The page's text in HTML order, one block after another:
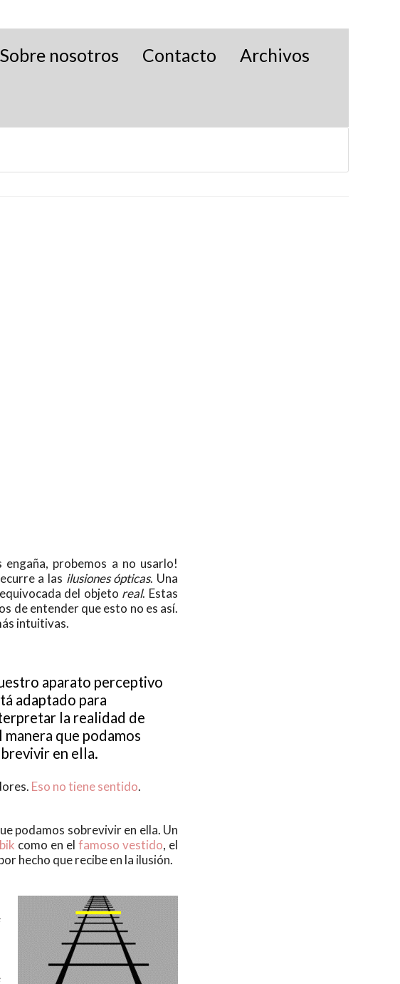
Sobre nosotros Contacto Archivos
probemos a no usarlo!
a las ilusiones ópticas. Una
del objeto real. Estas
de entender que esto no es así.
intuitivas.
aparato perceptivo
adaptado para
la realidad de
manera que podamos
en ella.
Eso no tiene sentido.
podamos sobrevivir en ella. Un
como en elfamoso vestido, el
hecho que recibe en la ilusión.